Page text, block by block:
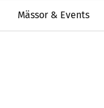
Mässor & Events